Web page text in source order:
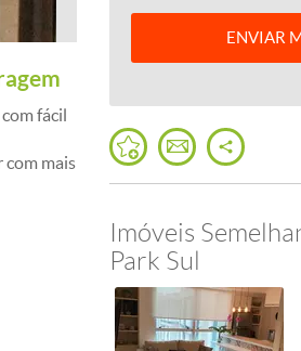
fácil
com mais
ENVIAR
Imóveis
Park Sul